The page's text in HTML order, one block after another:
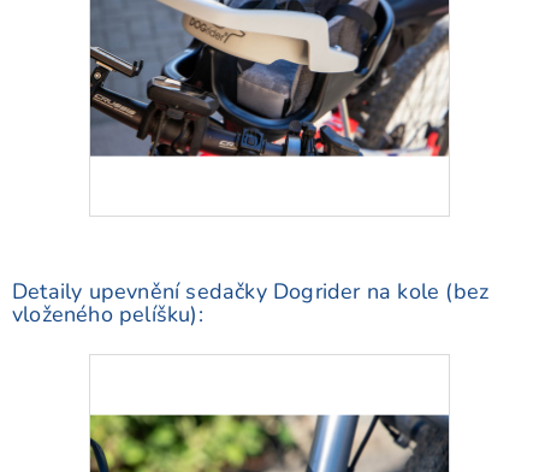
Detaily upevnění sedačky Dogrider na kole (bez
vloženého pelíšku):